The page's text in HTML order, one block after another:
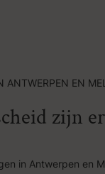
ANTWERPEN EN
zijn
in Antwerpen en